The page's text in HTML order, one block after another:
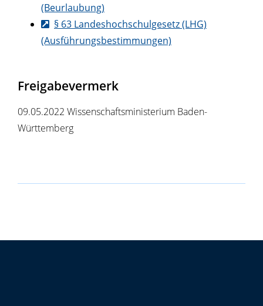
(Beurlaubung)
§ 63 Landeshochschulgesetz (LHG)
(Ausführungsbestimmungen)
Freigabevermerk
09.05.2022 Wissenschaftsministerium Baden-
Württemberg